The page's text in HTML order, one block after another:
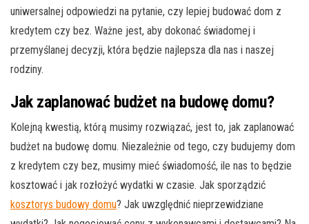
uniwersalnej odpowiedzi na pytanie, czy lepiej budować dom z
kredytem czy bez. Ważne jest, aby dokonać świadomej i
przemyślanej decyzji, która będzie najlepsza dla nas i naszej
rodziny.
Jak zaplanować budżet na budowę domu?
Kolejną kwestią, którą musimy rozwiązać, jest to, jak zaplanować
budżet na budowę domu. Niezależnie od tego, czy budujemy dom
z kredytem czy bez, musimy mieć świadomość, ile nas to będzie
kosztować i jak rozłożyć wydatki w czasie. Jak sporządzić
kosztorys budowy domu? Jak uwzględnić nieprzewidziane